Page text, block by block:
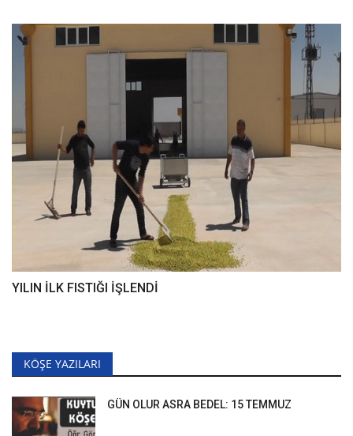
YILIN İLK FISTIĞI İŞLENDİ
KÖŞE YAZILARI
GÜN OLUR ASRA BEDEL: 15 TEMMUZ